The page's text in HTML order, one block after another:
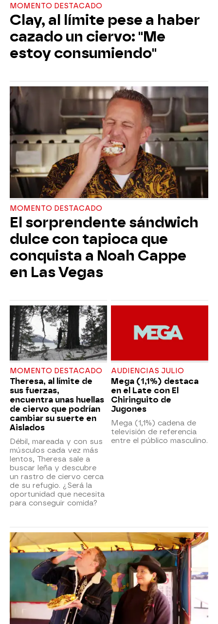
MOMENTO DESTACADO
Clay, al límite pese a haber
cazado un ciervo: "Me
estoy consumiendo"
MOMENTO DESTACADO
El sorprendente sándwich
dulce con tapioca que
conquista a Noah Cappe
en Las Vegas
MOMENTO DESTACADO
Theresa, al límite de
sus fuerzas,
encuentra unas huellas
de ciervo que podrían
cambiar su suerte en
Aislados
Débil, mareada y con sus
músculos cada vez más
lentos, Theresa sale a
buscar leña y descubre
un rastro de ciervo cerca
de su refugio. ¿Será la
oportunidad que necesita
para conseguir comida?
AUDIENCIAS JULIO
Mega (1,1%) destaca
en el Late con El
Chiringuito de
Jugones
Mega (1,1%) cadena de
televisión de referencia
entre el público masculino.